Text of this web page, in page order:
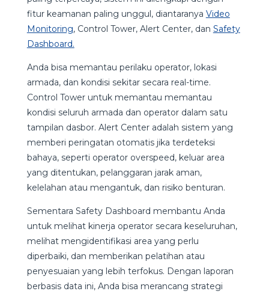
fitur keamanan paling unggul, diantaranya Video
Monitoring, Control Tower, Alert Center, dan Safety
Dashboard.
Anda bisa memantau perilaku operator, lokasi
armada, dan kondisi sekitar secara real-time.
Control Tower untuk memantau memantau
kondisi seluruh armada dan operator dalam satu
tampilan dasbor. Alert Center adalah sistem yang
memberi peringatan otomatis jika terdeteksi
bahaya, seperti operator overspeed, keluar area
yang ditentukan, pelanggaran jarak aman,
kelelahan atau mengantuk, dan risiko benturan.
Sementara Safety Dashboard membantu Anda
untuk melihat kinerja operator secara keseluruhan,
melihat mengidentifikasi area yang perlu
diperbaiki, dan memberikan pelatihan atau
penyesuaian yang lebih terfokus. Dengan laporan
berbasis data ini, Anda bisa merancang strategi